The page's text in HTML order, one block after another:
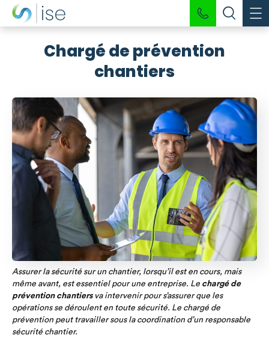
Chargé de prévention
chantiers
Assurer la sécurité sur un chantier, lorsqu’il est en cours, mais
même avant, est essentiel pour une entreprise. Le chargé de
prévention chantiersva intervenir pour s’assurer que les
opérations se déroulent en toute sécurité. Le chargé de
prévention peut travailler sous la coordination d’un responsable
sécurité chantier.